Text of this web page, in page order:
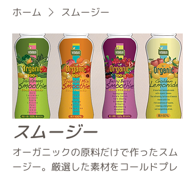
ホーム スムージー
スムージー
オーガニックの原料だけで作ったスム
ージー。厳選した素材をコールドプレ